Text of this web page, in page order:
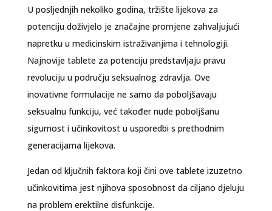
U posljednjih nekoliko godina, tržište lijekova za
potenciju doživjelo je značajne promjene zahvaljujući
napretku u medicinskim istraživanjima i tehnologiji.
Najnovije tablete za potenciju predstavljaju pravu
revoluciju u području seksualnog zdravlja. Ove
inovativne formulacije ne samo da poboljšavaju
seksualnu funkciju, već također nude poboljšanu
sigurnost i učinkovitost u usporedbi s prethodnim
generacijama lijekova.
Jedan od ključnih faktora koji čini ove tablete izuzetno
učinkovitima jest njihova sposobnost da ciljano djeluju
na problem erektilne disfunkcije.